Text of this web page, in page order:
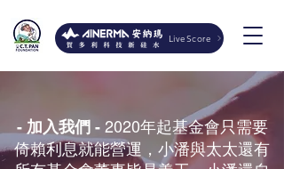
LiveScore
- 加入我們 -2020年起基金會只需要
倚賴利息就能營運，小潘與太太還有